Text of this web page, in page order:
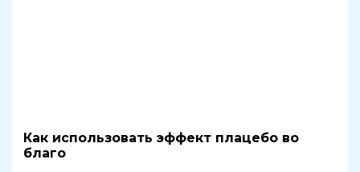
Как использовать эффект плацебо во
благо